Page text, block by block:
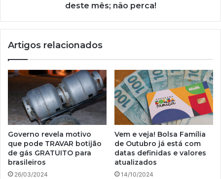
não
deste mês; não perca!
Artigos relacionados
Governo revela motivo
que pode TRAVAR botijão
de gás GRATUITO para
brasileiros
26/03/2024
Vem e veja! Bolsa Família
de Outubro já está com
datas definidas e valores
atualizados
14/10/2024